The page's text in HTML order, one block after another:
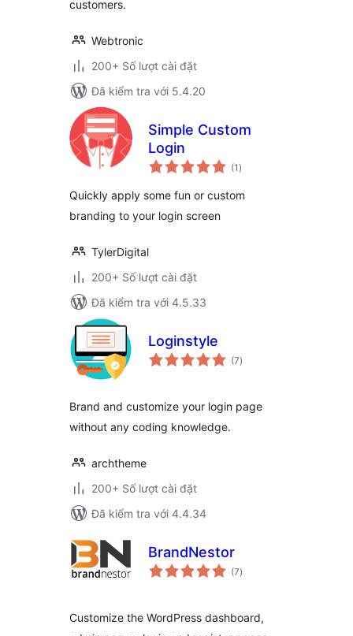
customers.
Webtronic
200+ Số lượt cài đặt
Đã kiểm tra với 5.4.20
Simple Custom
Login
(1 tổng
đánh
)
Quickly apply some fun or custom
branding to your login screen
TylerDigital
200+ Số lượt cài đặt
Đã kiểm tra với 4.5.33
Loginstyle
(7tổng
đánh
)
Brand and customize your login page
without any coding knowledge.
archtheme
200+ Số lượt cài đặt
Đã kiểm tra với 4.4.34
BrandNestor
(7tổng
đánh
)
Customize the WordPress dashboard,